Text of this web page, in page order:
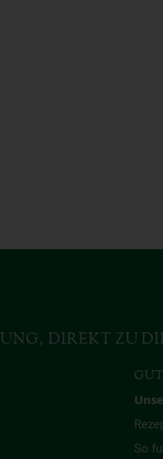
DIREKT ZU
So